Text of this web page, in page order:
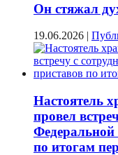
Он стяжал
19.06.2026 |
Настоятель
провел
Федеральной
по итогам